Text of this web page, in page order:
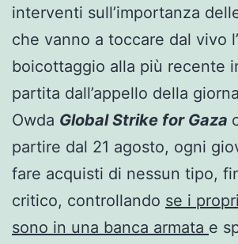
interventi sull’importanza
che vanno a toccare dal vivo
boicottaggio alla più recente
partita dall’appello della
Owda Global Strike for Gaza
partire dal 21 agosto, ogni
fare acquisti di nessun tipo,
critico, controllando se i
sono in una banca armata e